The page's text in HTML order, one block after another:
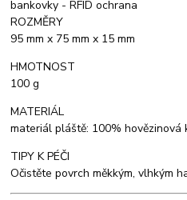
bankovky - RFID ochrana
ROZMĚRY
95 mm x 75 mm x 15 mm
HMOTNOST
100 g
MATERIÁL
materiál pláště: 100%
TIPY K PÉČI
Očistěte povrch měkkým, vlhkým